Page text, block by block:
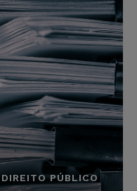
DIREITO PÚBLICO